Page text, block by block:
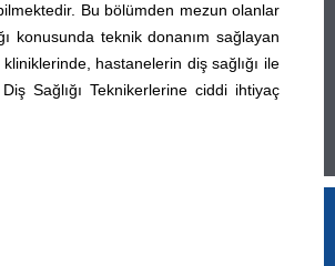
Bu bölümden mezun olanlar
konusunda teknik donanım sağlayan
hastanelerin diş sağlığı ile
Sağlığı Teknikerlerine ciddi ihtiyaç